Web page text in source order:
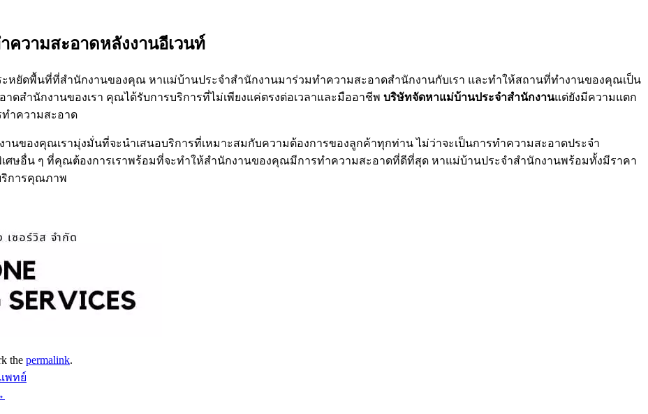
ความสะอาดหลังงานอีเวนท์
หยัดพื้นที่ที่สำนักงานของคุณ หาแม่บ้านประจำสำนักงานมาร่วมทำความสะอาดสำนักงานกับเรา และทำให้สถานที่ทำงานของคุณเป็น
ดสำนักงานของเรา คุณได้รับการบริการที่ไม่เพียงแค่ตรงต่อเวลาและมืออาชีพ บริษัทจัดหาแม่บ้านประจำสำนักงานแต่ยังมีความแตก
ทำความสะอาด
นของคุณเรามุ่งมั่นที่จะนำเสนอบริการที่เหมาะสมกับความต้องการของลูกค้าทุกท่าน ไม่ว่าจะเป็นการทำความสะอาดประจำ
ศษอื่น ๆ ที่คุณต้องการเราพร้อมที่จะทำให้สำนักงานของคุณมีการทำความสะอาดที่ดีที่สุด หาแม่บ้านประจำสำนักงานพร้อมทั้งมีราคา
ริการคุณภาพ
the permalink.
พทย์